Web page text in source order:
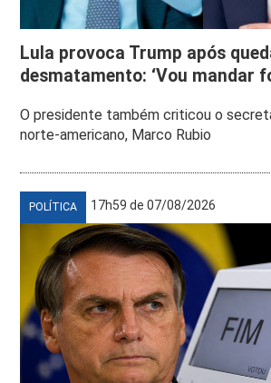
Lula provoca Trump após
desmatamento: ‘Vou mandar
O presidente também criticou o
norte-americano, Marco Rubio
POLÍTICA 17h59 de 07/08/2026